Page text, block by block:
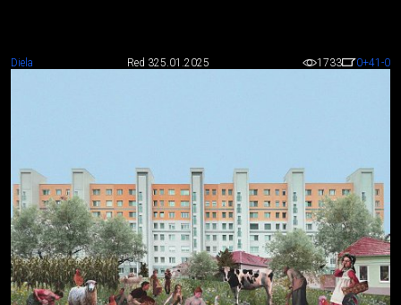
Diela Red 325.01.2025 1733 0+41 -0